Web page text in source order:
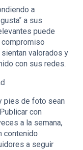
a
a sus
puede
compromiso
valorados y
con sus redes.
pies de foto sean
con
a la semana,
contenido
a seguir